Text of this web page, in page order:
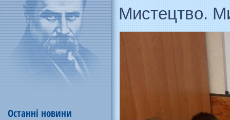
Останні новини
Мистецтво.